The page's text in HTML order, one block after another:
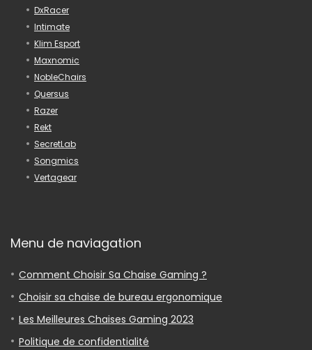
DxRacer
Intimate
Klim Esport
Maxnomic
NobleChairs
Quersus
Razer
Rekt
SecretLab
Songmics
Vertagear
Menu de naviagation
Comment Choisir Sa Chaise Gaming ?
Choisir sa chaise de bureau ergonomique
Les Meilleures Chaises Gaming 2023
Politique de confidentialité